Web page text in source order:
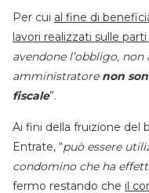
Per cui al fine di
lavori realizzati sulle
avendone l’obbligo,
amministratore non
fiscale”.
Ai fini della fruizione del
Entrate, “può essere
condomino che ha
fermo restando che il